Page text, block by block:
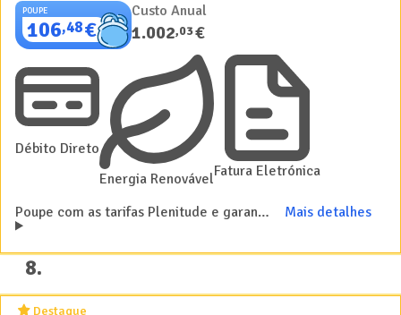
POUPE
106,48€
Custo Anual
1.002,03€
Débito Direto
Energia RenovávelFatura Eletrónica
Poupe com as tarifas Plenitude e garanta preços desde 0.1366 €/kWh Mais detalhes
8.
Destaque